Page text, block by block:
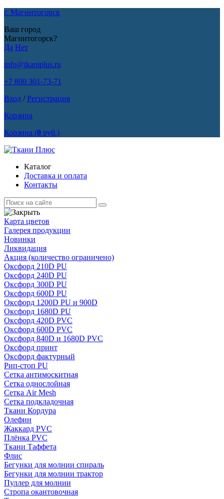
г. Магнитогорск
Ваш город
Магнитогорск?
Да Нет
info@tkaniplus.ru
+7 800 301-73-71
Вход /Регистрация
Корзина
Корзина (0 руб.)
Каталог
Доставка и оплата
Контакты
Карта цветов
Галерея продукции
Новинки
Ликвидация
Акция (количество ограничено)
Оксфорд 210D PU
Оксфорд 240D PU
Оксфорд 300D PU
Оксфорд 600D PU
Оксфорд 1200D PU и 900D
Оксфорд 1680D PU
Оксфорд 420D PVC
Оксфорд 600D PVC
Оксфорд 840D и 1680D PVC
Оксфорд принт
Оксфорд фактурный
Рип-стоп PU
Сетка антимоскитная
Сетка однослойная
Сетка Air Mesh
Сетка подкладочная
Ткани Кордура
Олефин
Жаккард PVC
Плёнка PVC
Ткани Таффета
Флис
Бегунки для молнии спираль
Бегунки для молнии трактор
Пуллер для молнии
Стропа окантовочная